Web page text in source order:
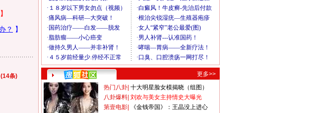
(14条)
更多>>
热门八卦 十大明星脸女模揭晓（组图）
八卦爆料 刘欢与美女主持情史大曝光
第壹电影
《金钱帝国》：王晶没上进心